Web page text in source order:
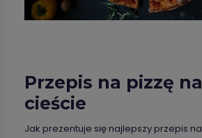
Przepis na pizzę
cieście
Jak prezentuje się najlepszy przepis